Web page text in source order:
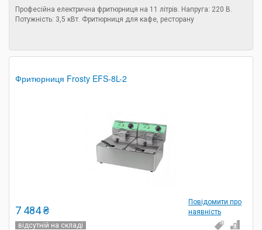
Професійна електрична фритюрниця на 11 літрів. Напруга: 220 В.
Потужність: 3,5 кВт. Фритюрниця для кафе, ресторану
Фритюрниця Frosty EFS-8L-2
Повідомити про
наявність
7 484 ₴
відсутній на складі